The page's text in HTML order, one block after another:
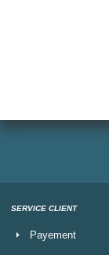
SERVICE CLIENT
Payement